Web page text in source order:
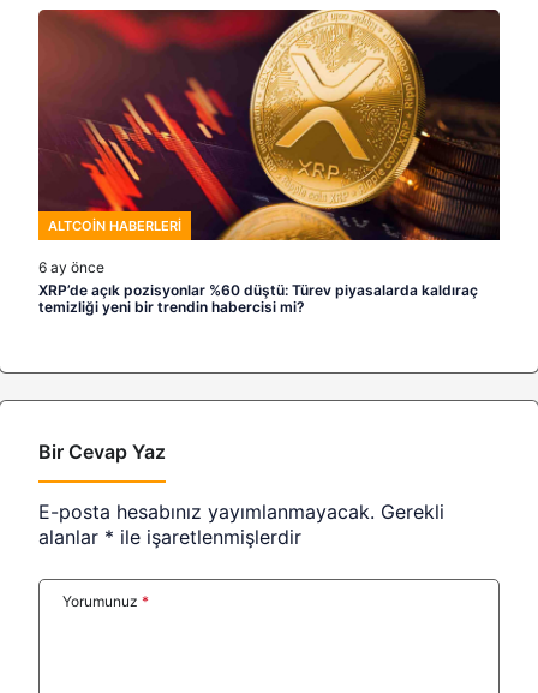
ALTCOIN HABERLERI
6 ay önce
XRP’de açık pozisyonlar %60 düştü: Türev piyasalarda kaldıraç
temizliği yeni bir trendin habercisi mi?
Bir Cevap Yaz
E-posta hesabınız yayımlanmayacak. Gerekli
alanlar * ile işaretlenmişlerdir
Yorumunuz *